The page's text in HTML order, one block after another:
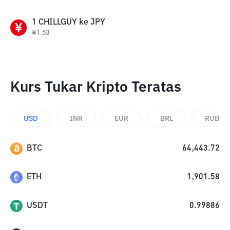
1 CHILLGUY ke JPY
¥1.53
Kurs Tukar Kripto Teratas
USD INR EUR BRL RUB
BTC 64,443.72
ETH 1,901.58
USDT 0.99886